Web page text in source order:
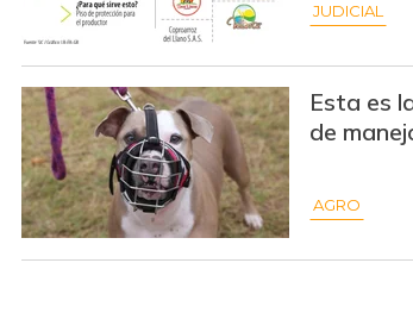
JUDICIAL
Esta es
de
AGRO